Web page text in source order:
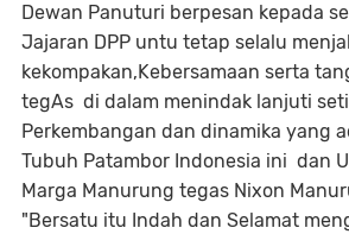
Dewan Panuturi berpesan kepada
Jajaran DPP untu tetap selalu
kekompakan,Kebersamaan serta
tegAs di dalam menindak lanjuti
Perkembangan dan dinamika yang
Tubuh Patambor Indonesia ini dan
Marga Manurung tegas Nixon
"Bersatu itu Indah dan Selamat